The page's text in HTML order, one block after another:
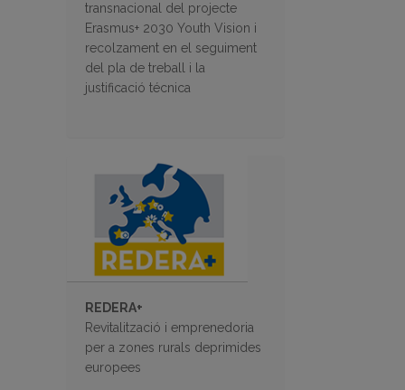
transnacional del projecte
Erasmus+ 2030 Youth Vision i
recolzament en el seguiment
del pla de treball i la
justificació técnica
REDERA+
Revitalització i emprenedoria
per a zones rurals deprimides
europees